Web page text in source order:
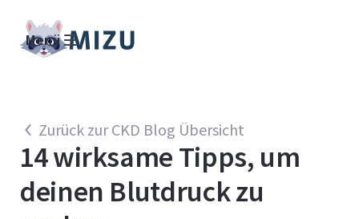
Menü
Zurück zur CKD Blog Übersicht
14 wirksame Tipps, um
deinen Blutdruck zu